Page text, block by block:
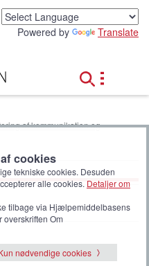
Powered by Translate
af kommunikation og
cookies
tekniske cookies. Desuden
alle cookies. Detaljer om
tilbage via Hjælpemiddelbasens
overskriften Om
nødvendige cookies